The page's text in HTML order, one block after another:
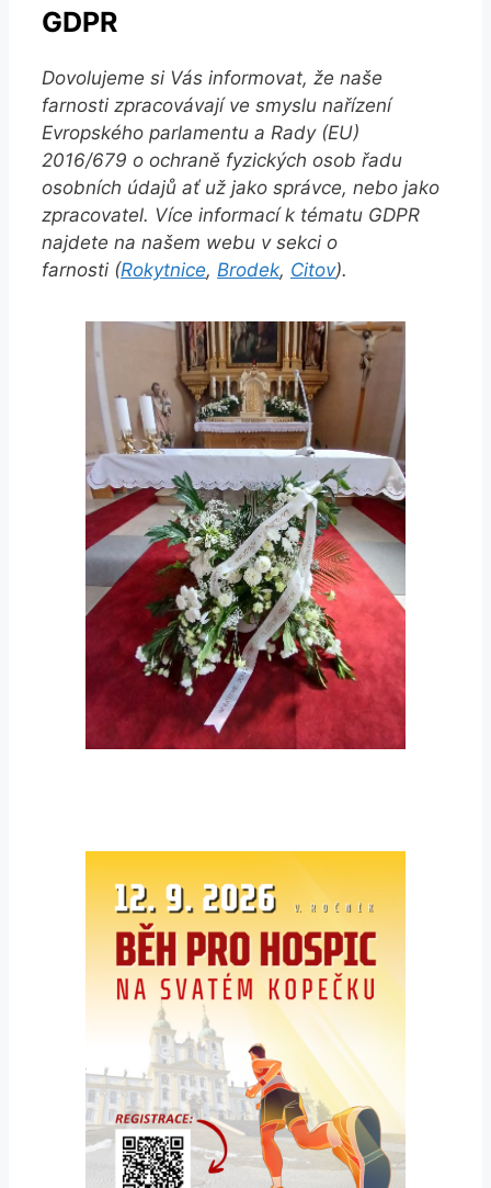
GDPR
Dovolujeme si Vás informovat, že naše
farnosti zpracovávají ve smyslu nařízení
Evropského parlamentu a Rady (EU)
2016/679 o ochraně fyzických osob řadu
osobních údajů ať už jako správce, nebo jako
zpracovatel. Více informací k tématu GDPR
najdete na našem webu v sekci o
farnosti (Rokytnice, Brodek, Citov).